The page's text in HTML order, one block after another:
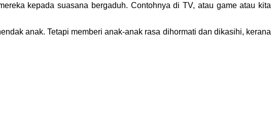
kepada suasana bergaduh. Contohnya di TV, atau game atau kita
anak. Tetapi memberi anak-anak rasa dihormati dan dikasihi, kerana